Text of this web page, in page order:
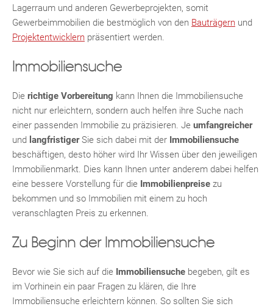
TE
KLIS
Lagerraum und anderen Gewerbeprojekten, somit
Gewerbeimmobilien die bestmöglich von den Bauträgern und
Projektentwicklern präsentiert werden.
Immobiliensuche
Die richtige Vorbereitung kann Ihnen die Immobiliensuche
nicht nur erleichtern, sondern auch helfen ihre Suche nach
einer passenden Immobilie zu präzisieren. Je umfangreicher
und langfristigerSie sich dabei mit der Immobiliensuche
beschäftigen, desto höher wird Ihr Wissen über den jeweiligen
Immobilienmarkt. Dies kann Ihnen unter anderem dabei helfen
eine bessere Vorstellung für die Immobilienpreise zu
bekommen und so Immobilien mit einem zu hoch
veranschlagten Preis zu erkennen.
Zu Beginn der Immobiliensuche
Bevor wie Sie sich auf die Immobiliensuche begeben, gilt es
im Vorhinein ein paar Fragen zu klären, die Ihre
Immobiliensuche erleichtern können. So sollten Sie sich